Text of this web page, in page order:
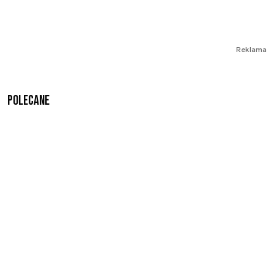
Reklama
Polecane